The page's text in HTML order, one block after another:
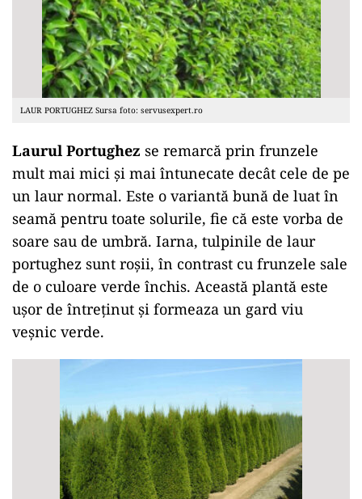
LAUR PORTUGHEZ Sursa foto: servusexpert.ro
Laurul Portughez se remarcă prin frunzele
mult mai mici și mai întunecate decât cele de pe
un laur normal. Este o variantă bună de luat în
seamă pentru toate solurile, fie că este vorba de
soare sau de umbră. Iarna, tulpinile de laur
portughez sunt roșii, în contrast cu frunzele sale
de o culoare verde închis. Această plantă este
ușor de întreținut și formeaza un gard viu
veșnic verde.